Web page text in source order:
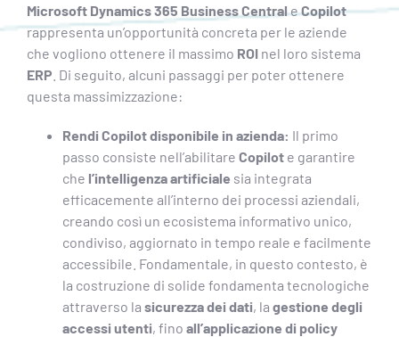
Microsoft Dynamics 365 Business CentraleCopilot
rappresenta un’opportunità concreta per le aziende
che vogliono ottenere il massimo ROInel loro sistema
ERP . Di seguito, alcuni passaggi per poter ottenere
questa massimizzazione:
Rendi Copilot disponibile in azienda: Il primo
passo consiste nell’abilitare Copilote garantire
che l’intelligenza artificiale sia integrata
efficacemente all’interno dei processi aziendali,
creando così un ecosistema informativo unico,
condiviso, aggiornato in tempo reale e facilmente
accessibile. Fondamentale, in questo contesto, è
la costruzione di solide fondamenta tecnologiche
attraverso la sicurezza dei dati, la gestione degli
accessi utenti, fino all’applicazione di policy